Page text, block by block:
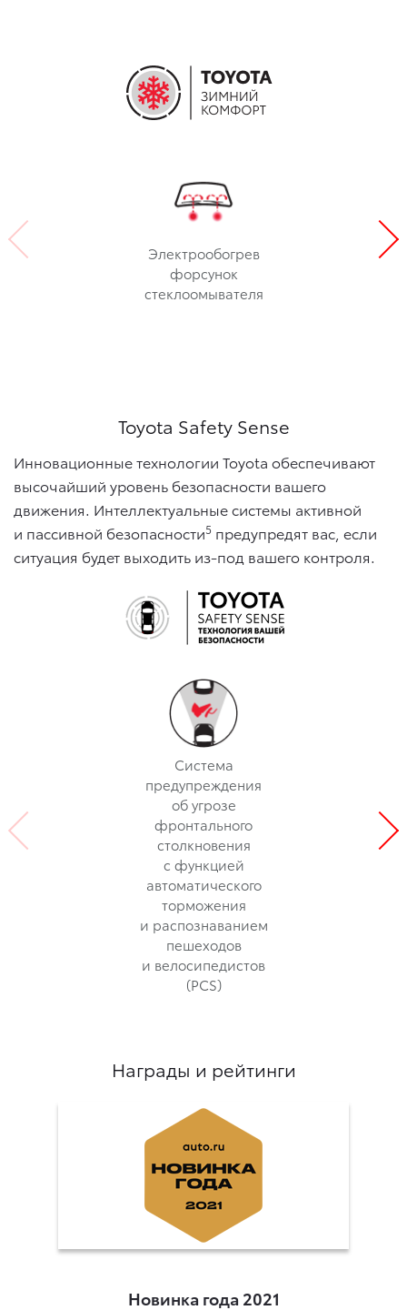
Электрообогрев
форсунок
стеклоомывателя
Toyota Safety Sense
Инновационные технологии Toyota обеспечивают
высочайший уровень безопасности вашего
движения. Интеллектуальные системы активной
и пассивной безопасности5 предупредят вас, если
ситуация будет выходить из-под вашего контроля.
Cистема
предупреждения
об угрозе
фронтального
столкновения
с функцией
автоматического
торможения
и распознаванием
пешеходов
и велосипедистов
(PCS)
Награды и рейтинги
Новинка года 2021